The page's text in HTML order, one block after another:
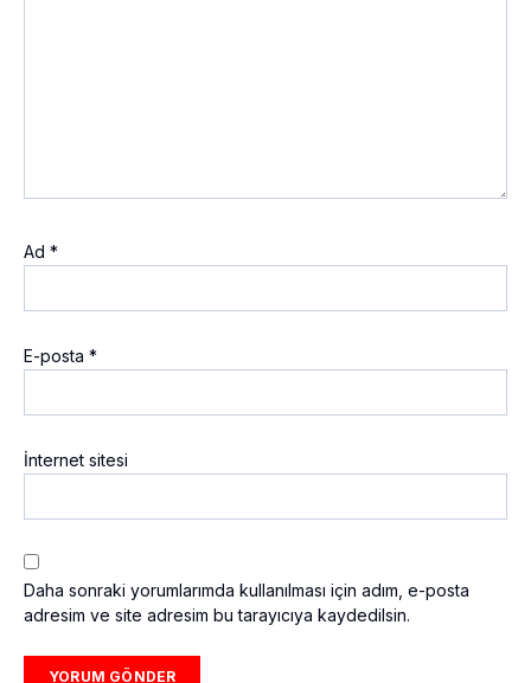
Ad *
E-posta *
İnternet sitesi
Daha sonraki yorumlarımda kullanılması için adım, e-posta
adresim ve site adresim bu tarayıcıya kaydedilsin.